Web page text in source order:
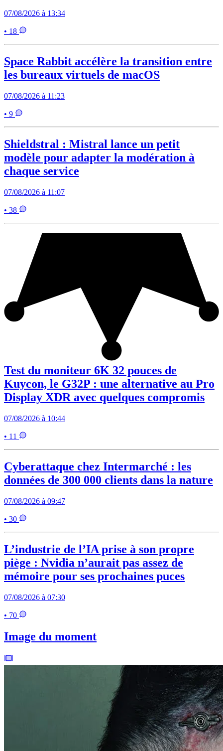
07/08/2026 à 13:34
• 18
Space Rabbit accélère la transition entre
les bureaux virtuels de macOS
07/08/2026 à 11:23
• 9
Shieldstral : Mistral lance un petit
modèle pour adapter la modération à
chaque service
07/08/2026 à 11:07
• 38
Test du moniteur 6K 32 pouces de
Kuycon, le G32P : une alternative au Pro
Display XDR avec quelques compromis
07/08/2026 à 10:44
• 11
Cyberattaque chez Intermarché : les
données de 300 000 clients dans la nature
07/08/2026 à 09:47
• 30
L’industrie de l’IA prise à son propre
piège : Nvidia n’aurait pas assez de
mémoire pour ses prochaines puces
07/08/2026 à 07:30
• 70
Image du moment